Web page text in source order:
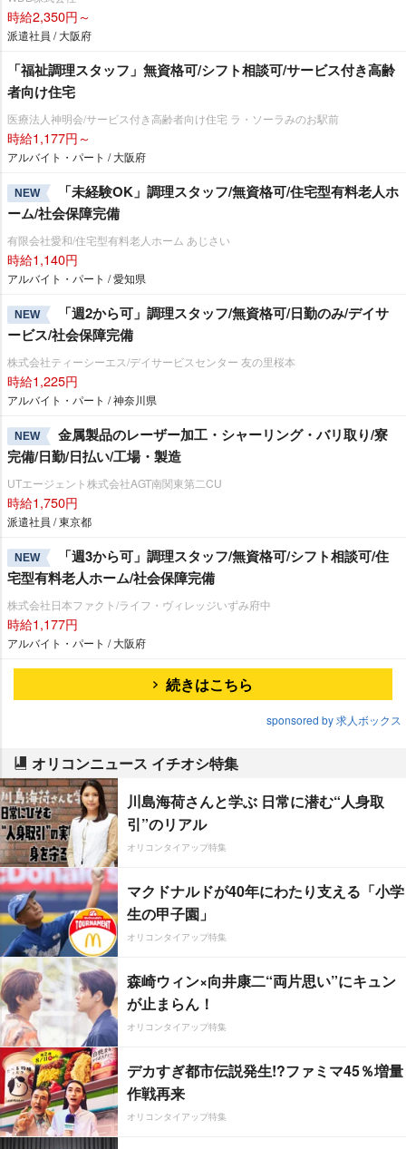
時給2,350円～
派遣社員 / 大阪府
「福祉調理スタッフ」無資格可/シフト相談可/サービス付き高齢
者向け住宅
医療法人神明会/サービス付き高齢者向け住宅 ラ・ソーラみのお駅前
時給1,177円～
アルバイト・パート / 大阪府
NEW
「未経験OK」調理スタッフ/無資格可/住宅型有料老人ホ
ーム/社会保障完備
有限会社愛和/住宅型有料老人ホーム あじさい
時給1,140円
アルバイト・パート / 愛知県
NEW
「週2から可」調理スタッフ/無資格可/日勤のみ/デイサ
ービス/社会保障完備
株式会社ティーシーエス/デイサービスセンター 友の里桜本
時給1,225円
アルバイト・パート / 神奈川県
NEW
金属製品のレーザー加工・シャーリング・バリ取り/寮
完備/日勤/日払い/工場・製造
UTエージェント株式会社AGT南関東第二CU
時給1,750円
派遣社員 / 東京都
NEW
「週3から可」調理スタッフ/無資格可/シフト相談可/住
宅型有料老人ホーム/社会保障完備
株式会社日本ファクト/ライフ・ヴィレッジいずみ府中
時給1,177円
アルバイト・パート / 大阪府
続きはこちら
sponsored by 求人ボックス
オリコンニュース イチオシ特集
川島海荷さんと学ぶ 日常に潜む“人身取
引”のリアル
オリコンタイアップ特集
マクドナルドが40年にわたり支える「小学
生の甲子園」
オリコンタイアップ特集
森崎ウィン×向井康二“両片思い”にキュン
が止まらん！
オリコンタイアップ特集
デカすぎ都市伝説発生!?ファミマ45％増量
作戦再来
オリコンタイアップ特集